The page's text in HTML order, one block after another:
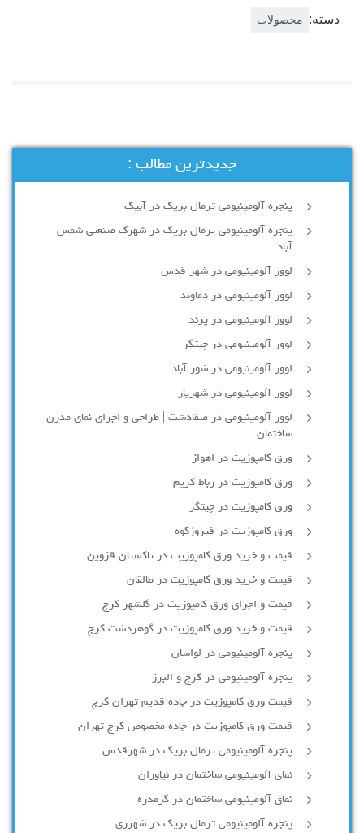
دسته: محصولات
جدیدترین مطالب :
پنجره آلومینیومی ترمال بریک در آبیک
پنجره آلومینیومی ترمال بریک در شهرک صنعتی شمس
آباد
لوور آلومینیومی در شهر قدس
لوور آلومینیومی در دماوند
لوور آلومینیومی در پرند
لوور آلومینیومی در چیتگر
لوور آلومینیومی در شور آباد
لوور آلومينيومي در شهريار
لوور آلومینیومی در صفادشت | طراحی و اجرای نمای مدرن
ساختمان
ورق کامپوزیت در اهواز
ورق کامپوزیت در رباط کریم
ورق کامپوزیت در چیتگر
ورق کامپوزیت در فیروزکوه
قیمت و خرید ورق کامپوزیت در تاکستان قزوین
قیمت و خرید ورق کامپوزیت در طالقان
قیمت و اجرای ورق کامپوزیت در گلشهر کرج
قیمت و خرید ورق کامپوزیت در گوهردشت کرج
پنجره آلومینیومی در لواسان
پنجره آلومینیومی در کرج و البرز
قیمت ورق کامپوزیت در جاده قدیم تهران کرج
قیمت ورق کامپوزیت در جاده مخصوص کرج تهران
پنجره آلومینیومی ترمال بریک در شهرقدس
نمای آلومینیومی ساختمان در نیاوران
نمای آلومینیومی ساختمان در گرمدره
پنجره آلومینیومی ترمال بریک در شهرری